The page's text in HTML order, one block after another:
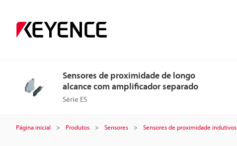
Sensores de proximidade de longo
alcance com amplificador separado
Série ES
Página inicial Produtos Sensores Sensores de proximidade indutivos